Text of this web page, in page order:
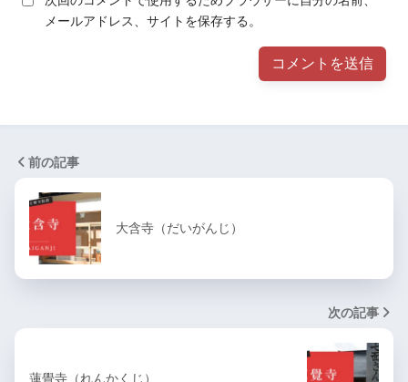
メールアドレス、サイトを保存する。
前の記事
大含寺（だいがんじ）
次の記事
蓮覺寺（れんかくじ）